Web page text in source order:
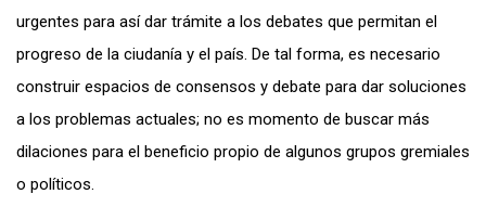
urgentes para así dar trámite a los debates que permitan el
progreso de la ciudanía y el país. De tal forma, es necesario
construir espacios de consensos y debate para dar soluciones
a los problemas actuales; no es momento de buscar más
dilaciones para el beneficio propio de algunos grupos gremiales
o políticos.